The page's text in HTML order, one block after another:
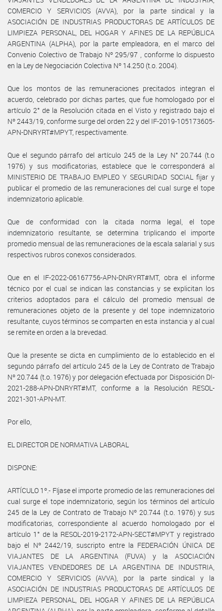
COMERCIO Y SERVICIOS (AVVA), por la parte sindical y la
ASOCIACIÓN DE INDUSTRIAS PRODUCTORAS DE ARTÍCULOS DE
LIMPIEZA PERSONAL, DEL HOGAR Y AFINES DE LA REPÚBLICA
ARGENTINA (ALPHA), por la parte empleadora, en el marco del
Convenio Colectivo de Trabajo Nº 295/97 , conforme lo dispuesto
en la Ley de Negociación Colectiva Nº 14.250 (t.o. 2004).
Que los montos de las remuneraciones precitados integran el
acuerdo, celebrado por dichas partes, que fue homologado por el
artículo 2° de la Resolución citada en el Visto y registrado bajo el
Nº 2443/19, conforme surge del orden 22 y del IF-2019-105173605-
APN-DNRYRT#MPYT, respectivamente.
Que el segundo párrafo del artículo 245 de la Ley N° 20.744 (t.o
1976) y sus modificatorias, establece que le corresponderá al
MINISTERIO DE TRABAJO EMPLEO Y SEGURIDAD SOCIAL fijar y
publicar el promedio de las remuneraciones del cual surge el tope
indemnizatorio aplicable.
Que de conformidad con la citada norma legal, el tope
indemnizatorio resultante, se determina triplicando el importe
promedio mensual de las remuneraciones de la escala salarial y sus
respectivos rubros conexos considerados.
Que en el IF-2022-06167756-APN-DNRYRT#MT, obra el informe
técnico por el cual se indican las constancias y se explicitan los
criterios adoptados para el cálculo del promedio mensual de
remuneraciones objeto de la presente y del tope indemnizatorio
resultante, cuyos términos se comparten en esta instancia y al cual
se remite en orden a la brevedad.
Que la presente se dicta en cumplimiento de lo establecido en el
segundo párrafo del artículo 245 de la Ley de Contrato de Trabajo
Nº 20.744 (t.o. 1976) y por delegación efectuada por Disposición DI-
2021-288-APN-DNRYRT#MT, conforme a la Resolución RESOL-
2021-301-APN-MT.
Por ello,
EL DIRECTOR DE NORMATIVA LABORAL
DISPONE:
ARTÍCULO 1º.- Fíjase el importe promedio de las remuneraciones del
cual surge el tope indemnizatorio, según los términos del artículo
245 de la Ley de Contrato de Trabajo Nº 20.744 (t.o. 1976) y sus
modificatorias, correspondiente al acuerdo homologado por el
artículo 1° de la RESOL-2019-2172-APN-SECT#MPYT y registrado
bajo el Nº 2442/19, suscripto entre la FEDERACIÓN ÚNICA DE
VIAJANTES DE LA ARGENTINA (FUVA) y la ASOCIACIÓN
VIAJANTES VENDEDORES DE LA ARGENTINA DE INDUSTRIA,
COMERCIO Y SERVICIOS (AVVA), por la parte sindical y la
ASOCIACIÓN DE INDUSTRIAS PRODUCTORAS DE ARTÍCULOS DE
LIMPIEZA PERSONAL, DEL HOGAR Y AFINES DE LA REPÚBLICA